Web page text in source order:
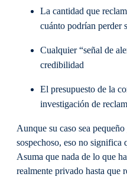
La cantidad que
cuánto podrían perder
Cualquier “señal de
credibilidad
El presupuesto de la
investigación de
Aunque su caso sea
sospechoso, eso no significa
Asuma que nada de lo que
realmente privado hasta que